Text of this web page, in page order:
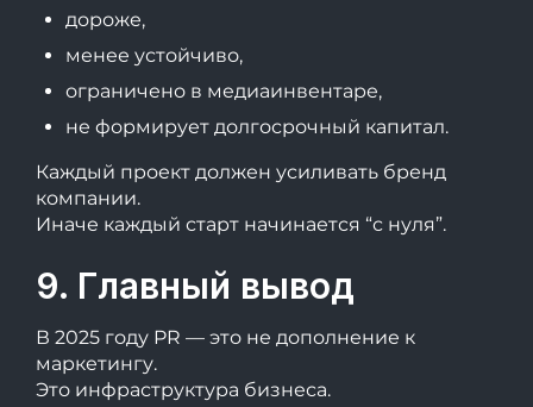
дороже,
менее устойчиво,
ограничено в медиаинвентаре,
не формирует долгосрочный капитал.
Каждый проект должен усиливать бренд
компании.
Иначе каждый старт начинается “с нуля”.
9. Главный вывод
В 2025 году PR — это не дополнение к
маркетингу.
Это инфраструктура бизнеса.